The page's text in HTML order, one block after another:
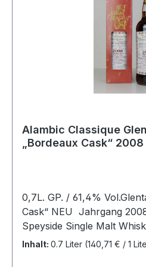
Kochkunst von Reinhardt
Vordergrund stehen.
Alambic Classique
„Bordeaux Cask“
0,7L. GP. / 61,4%
Cask“ NEU Jahrgang
Speyside Single Malt
zunächst kräftige und
Inhalt: 0.7 Liter (140,71 € / 1